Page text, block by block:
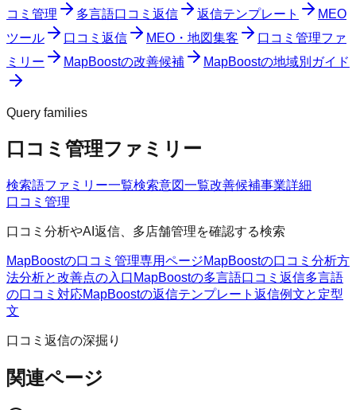
コミ管理
多言語口コミ返信 返信テンプレート
MEO
ツール
口コミ返信 MEO・地図集客
口コミ管理ファ
ミリー
MapBoostの改善候補 MapBoostの地域別ガイド
Query families
口コミ管理ファミリー
検索語ファミリー一覧検索意図一覧改善候補事業詳細
口コミ管理
口コミ分析やAI返信、多店舗管理を確認する検索
MapBoostの口コミ管理専用ページMapBoostの口コミ分析方
法分析と改善点の入口 MapBoostの多言語口コミ返信多言語
の口コミ対応MapBoostの返信テンプレート 返信例文と定型
文
口コミ返信の深掘り
関連ページ